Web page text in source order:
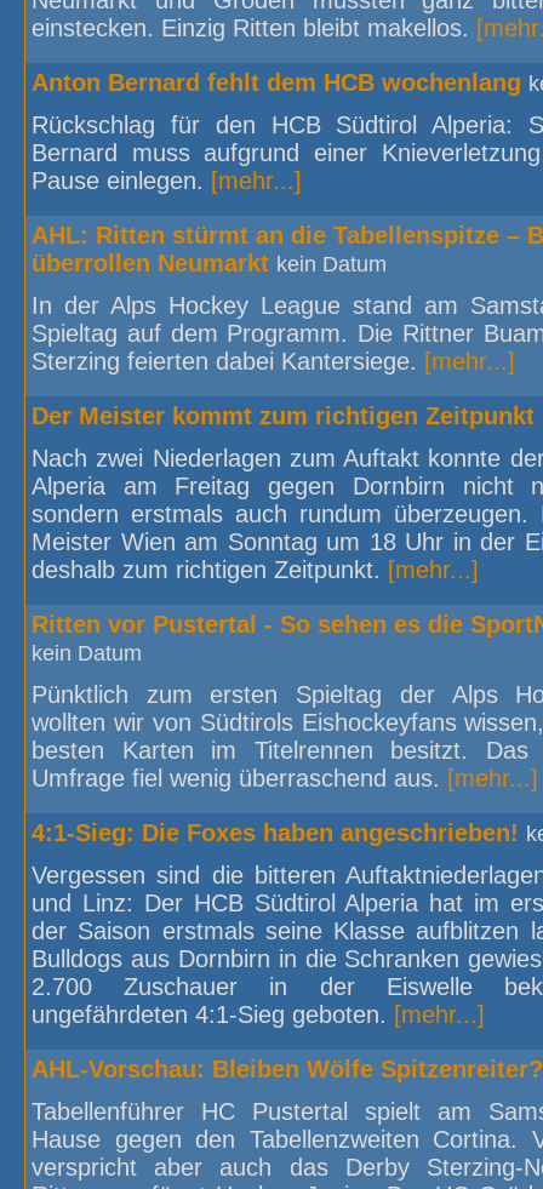
einstecken. Einzig Ritten bleibt makellos.
Anton Bernard fehlt dem HCB wochenlang
Rückschlag für den HCB Südtirol Alperia:
Bernard muss aufgrund einer
Pause einlegen. [mehr...]
AHL: Ritten stürmt an die Tabellenspitze –
überrollen Neumarkt kein Datum
In der Alps Hockey League stand am
Spieltag auf dem Programm. Die Rittner
Sterzing feierten dabei Kantersiege. [mehr...]
Der Meister kommt zum richtigen Zeitpunkt
Nach zwei Niederlagen zum Auftakt konnte
Alperia am Freitag gegen Dornbirn nicht
sondern erstmals auch rundum überzeugen.
Meister Wien am Sonntag um 18 Uhr in der
deshalb zum richtigen Zeitpunkt. [mehr...]
Ritten vor Pustertal - So sehen es die
kein Datum
Pünktlich zum ersten Spieltag der Alps
wollten wir von Südtirols Eishockeyfans
besten Karten im Titelrennen besitzt. Das
Umfrage fiel wenig überraschend aus. [mehr...]
4:1-Sieg: Die Foxes haben angeschrieben!
Vergessen sind die bitteren
und Linz: Der HCB Südtirol Alperia hat im
der Saison erstmals seine Klasse aufblitzen
Bulldogs aus Dornbirn in die Schranken
2.700 Zuschauer in der Eiswelle
ungefährdeten 4:1-Sieg geboten. [mehr...]
AHL-Vorschau: Bleiben Wölfe Spitzenreiter?
Tabellenführer HC Pustertal spielt am
Hause gegen den Tabellenzweiten Cortina.
verspricht aber auch das Derby Sterzing-